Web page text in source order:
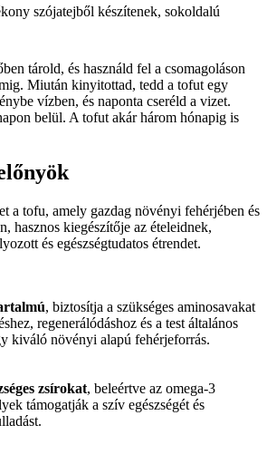
szójatejből készítenek, sokoldalú
tárold, és használd fel a csomagoláson
Miután kinyitottad, tedd a tofut egy
vízben, és naponta cseréld a vizet.
belül. A tofut akár három hónapig is
a tofu, amely gazdag növényi fehérjében és
hasznos kiegészítője az ételeidnek,
és egészségtudatos étrendet.
, biztosítja a szükséges aminosavakat
regenerálódáshoz és a test általános
kiváló növényi alapú fehérjeforrás.
zsírokat, beleértve az omega-3
támogatják a szív egészségét és